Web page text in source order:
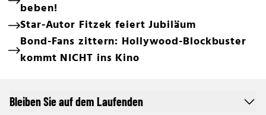
beben!
Star-Autor Fitzek feiert Jubiläum
Bond-Fans zittern: Hollywood-Blockbuster
kommt NICHT ins Kino
Bleiben Sie auf dem Laufenden